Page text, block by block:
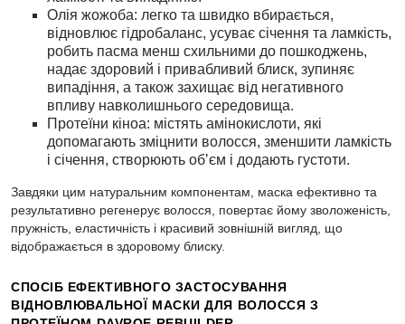
Олія жожоба: легко та швидко вбирається,
відновлює гідробаланс, усуває січення та ламкість,
робить пасма менш схильними до пошкоджень,
надає здоровий і привабливий блиск, зупиняє
випадіння, а також захищає від негативного
впливу навколишнього середовища.
Протеїни кіноа: містять амінокислоти, які
допомагають зміцнити волосся, зменшити ламкість
і січення, створюють обʼєм і додають густоти.
Завдяки цим натуральним компонентам, маска ефективно та
результативно регенерує волосся, повертає йому зволоженість,
пружність, еластичність і красивий зовнішній вигляд, що
відображається в здоровому блиску.
СПОСІБ ЕФЕКТИВНОГО ЗАСТОСУВАННЯ
ВІДНОВЛЮВАЛЬНОЇ МАСКИ ДЛЯ ВОЛОССЯ З